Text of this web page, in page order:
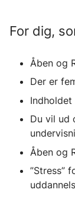
For dig,
Åben og
Der er
Du vil ud
Åben og
”Stress”